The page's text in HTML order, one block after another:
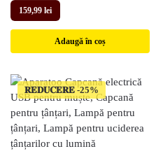
159,99 lei
Adaugă în coș
𝐑𝐄𝐃𝐔𝐂𝐄𝐑𝐄